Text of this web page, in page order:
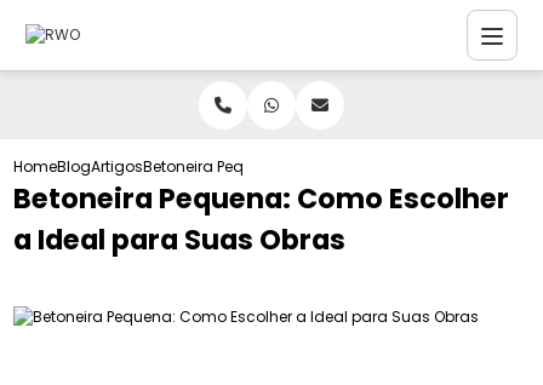
HomeBlogArtigosBetoneira Pequena: Como Escolher a Ideal para
Betoneira Pequena: Como Escolher
a Ideal para Suas Obras